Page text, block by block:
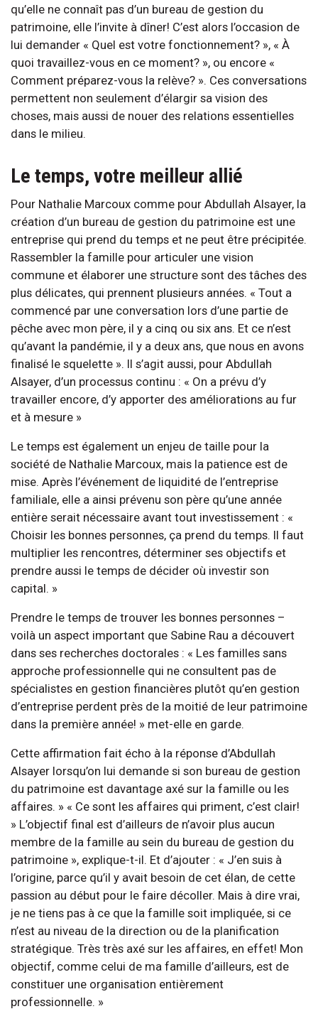
qu’elle ne connaît pas d’un bureau de gestion du
patrimoine, elle l’invite à dîner! C’est alors l’occasion de
lui demander « Quel est votre fonctionnement? », « À
quoi travaillez-vous en ce moment? », ou encore «
Comment préparez-vous la relève? ». Ces conversations
permettent non seulement d’élargir sa vision des
choses, mais aussi de nouer des relations essentielles
dans le milieu.
Le temps, votre meilleur allié
Pour Nathalie Marcoux comme pour Abdullah Alsayer, la
création d’un bureau de gestion du patrimoine est une
entreprise qui prend du temps et ne peut être précipitée.
Rassembler la famille pour articuler une vision
commune et élaborer une structure sont des tâches des
plus délicates, qui prennent plusieurs années. « Tout a
commencé par une conversation lors d’une partie de
pêche avec mon père, il y a cinq ou six ans. Et ce n’est
qu’avant la pandémie, il y a deux ans, que nous en avons
finalisé le squelette ». Il s’agit aussi, pour Abdullah
Alsayer, d’un processus continu : « On a prévu d’y
travailler encore, d’y apporter des améliorations au fur
et à mesure »
Le temps est également un enjeu de taille pour la
société de Nathalie Marcoux, mais la patience est de
mise. Après l’événement de liquidité de l’entreprise
familiale, elle a ainsi prévenu son père qu’une année
entière serait nécessaire avant tout investissement : «
Choisir les bonnes personnes, ça prend du temps. Il faut
multiplier les rencontres, déterminer ses objectifs et
prendre aussi le temps de décider où investir son
capital. »
Prendre le temps de trouver les bonnes personnes –
voilà un aspect important que Sabine Rau a découvert
dans ses recherches doctorales : « Les familles sans
approche professionnelle qui ne consultent pas de
spécialistes en gestion financières plutôt qu’en gestion
d’entreprise perdent près de la moitié de leur patrimoine
dans la première année! » met-elle en garde.
Cette affirmation fait écho à la réponse d’Abdullah
Alsayer lorsqu’on lui demande si son bureau de gestion
du patrimoine est davantage axé sur la famille ou les
affaires. » « Ce sont les affaires qui priment, c’est clair!
» L’objectif final est d’ailleurs de n’avoir plus aucun
membre de la famille au sein du bureau de gestion du
patrimoine », explique-t-il. Et d’ajouter : « J’en suis à
l’origine, parce qu’il y avait besoin de cet élan, de cette
passion au début pour le faire décoller. Mais à dire vrai,
je ne tiens pas à ce que la famille soit impliquée, si ce
n’est au niveau de la direction ou de la planification
stratégique. Très très axé sur les affaires, en effet! Mon
objectif, comme celui de ma famille d’ailleurs, est de
constituer une organisation entièrement
professionnelle. »